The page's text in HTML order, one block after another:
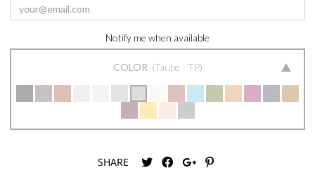
Notify me when available
COLOR Taupe - TP
SHARE